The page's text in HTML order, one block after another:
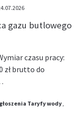
gazu butlowego
czasu pracy:
zł brutto do
Taryfy wody,